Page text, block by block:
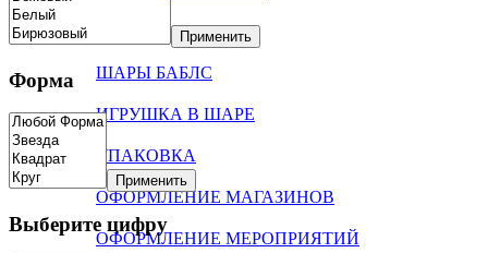
ШАРЫ В КОРОБКЕ
ШАРЫ БАБЛС
ИГРУШКА В ШАРЕ
УПАКОВКА
ОФОРМЛЕНИЕ МАГАЗИНОВ
ОФОРМЛЕНИЕ МЕРОПРИЯТИЙ
Применить
Форма
Применить
Выберите цифру